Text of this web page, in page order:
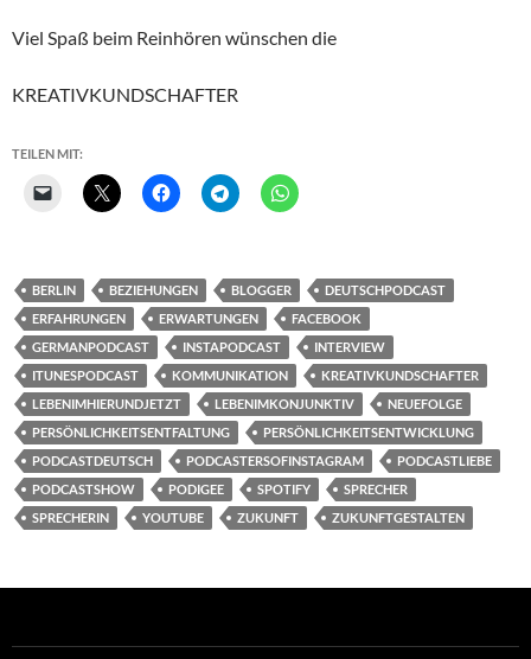
Viel Spaß beim Reinhören wünschen die
KREATIVKUNDSCHAFTER
TEILEN MIT:
BERLIN BEZIEHUNGEN BLOGGER
DEUTSCHPODCAST
ERFAHRUNGEN
ERWARTUNGEN
FACEBOOK
GERMANPODCAST
INSTAPODCAST
INTERVIEW
ITUNESPODCAST
KOMMUNIKATION
KREATIVKUNDSCHAFTER
LEBENIMHIERUNDJETZT
LEBENIMKONJUNKTIV
NEUEFOLGE
PERSÖNLICHKEITSENTFALTUNG
PERSÖNLICHKEITSENTWICKLUNG
PODCASTDEUTSCH
PODCASTERSOFINSTAGRAM
PODCASTLIEBE
PODCASTSHOW
PODIGEE SPOTIFY
SPRECHER
SPRECHERIN
YOUTUBE ZUKUNFT ZUKUNFTGESTALTEN